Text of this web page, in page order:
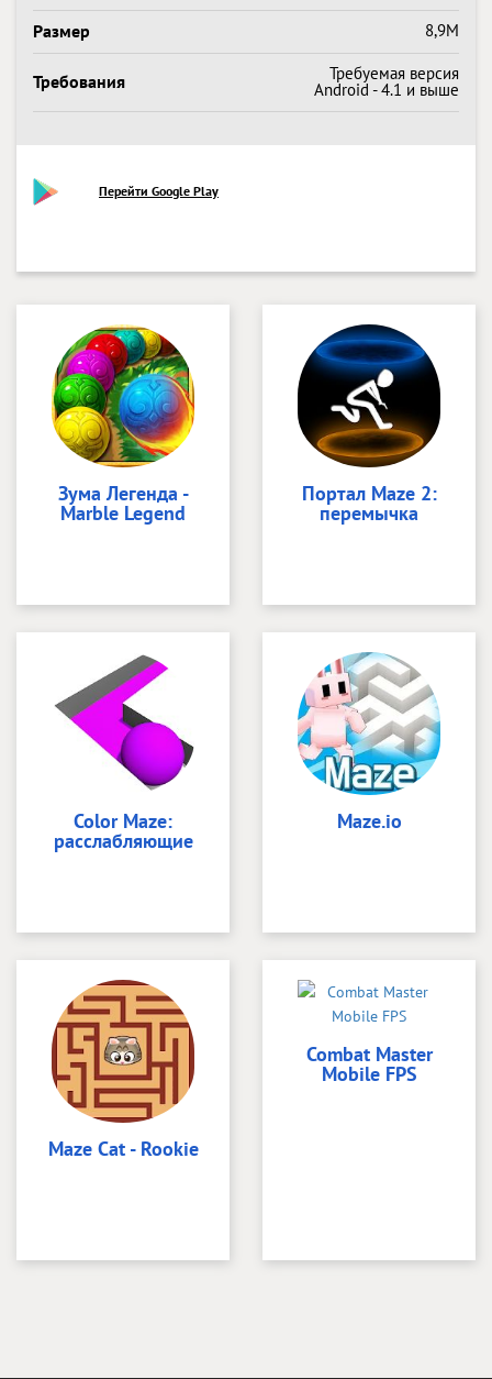
Размер 8,9M
Требования Требуемая версия
Android - 4.1 и выше
Перейти Google Play
Зума Легенда -
Marble Legend
Портал Maze 2:
перемычка
Color Maze:
расслабляющие
Maze.io
Maze Cat - Rookie
Combat Master
Mobile FPS